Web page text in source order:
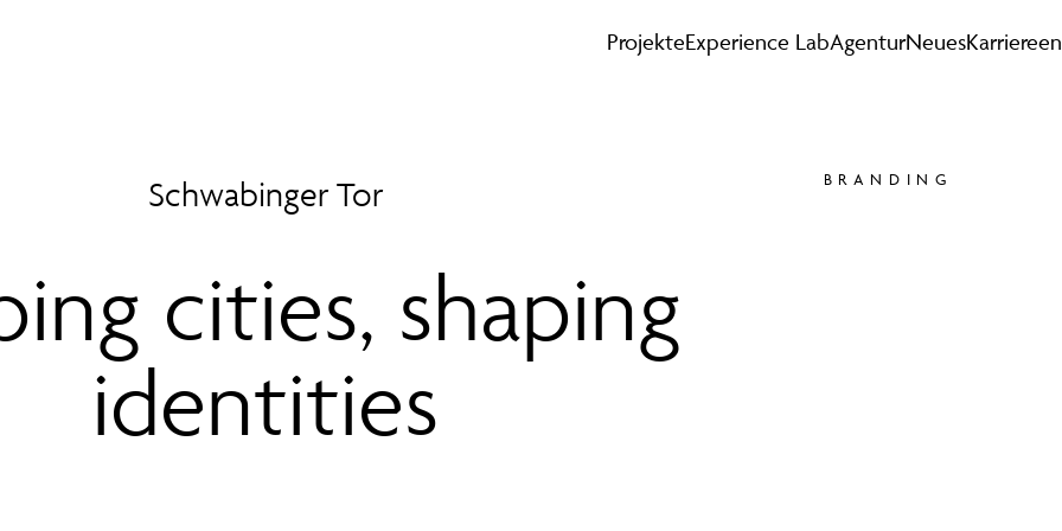
ProjekteExperience LabAgenturNeuesKarriereen
BRANDING
Schwabinger Tor
cities, shaping
identities